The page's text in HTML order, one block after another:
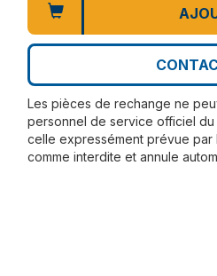
Les pièces de rechange ne
personnel de service officiel du
celle expressément prévue
comme interdite et annule